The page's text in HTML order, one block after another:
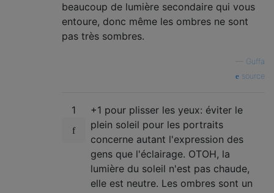
beaucoup de lumière secondaire qui vous
entoure, donc même les ombres ne sont
pas très sombres.
Guffa
source
1
+1 pour plisser les yeux: éviter le
plein soleil pour les portraits
concerne autant l'expression des
gens que l'éclairage. OTOH, la
lumière du soleil n'est pas chaude,
elle est neutre. Les ombres sont un